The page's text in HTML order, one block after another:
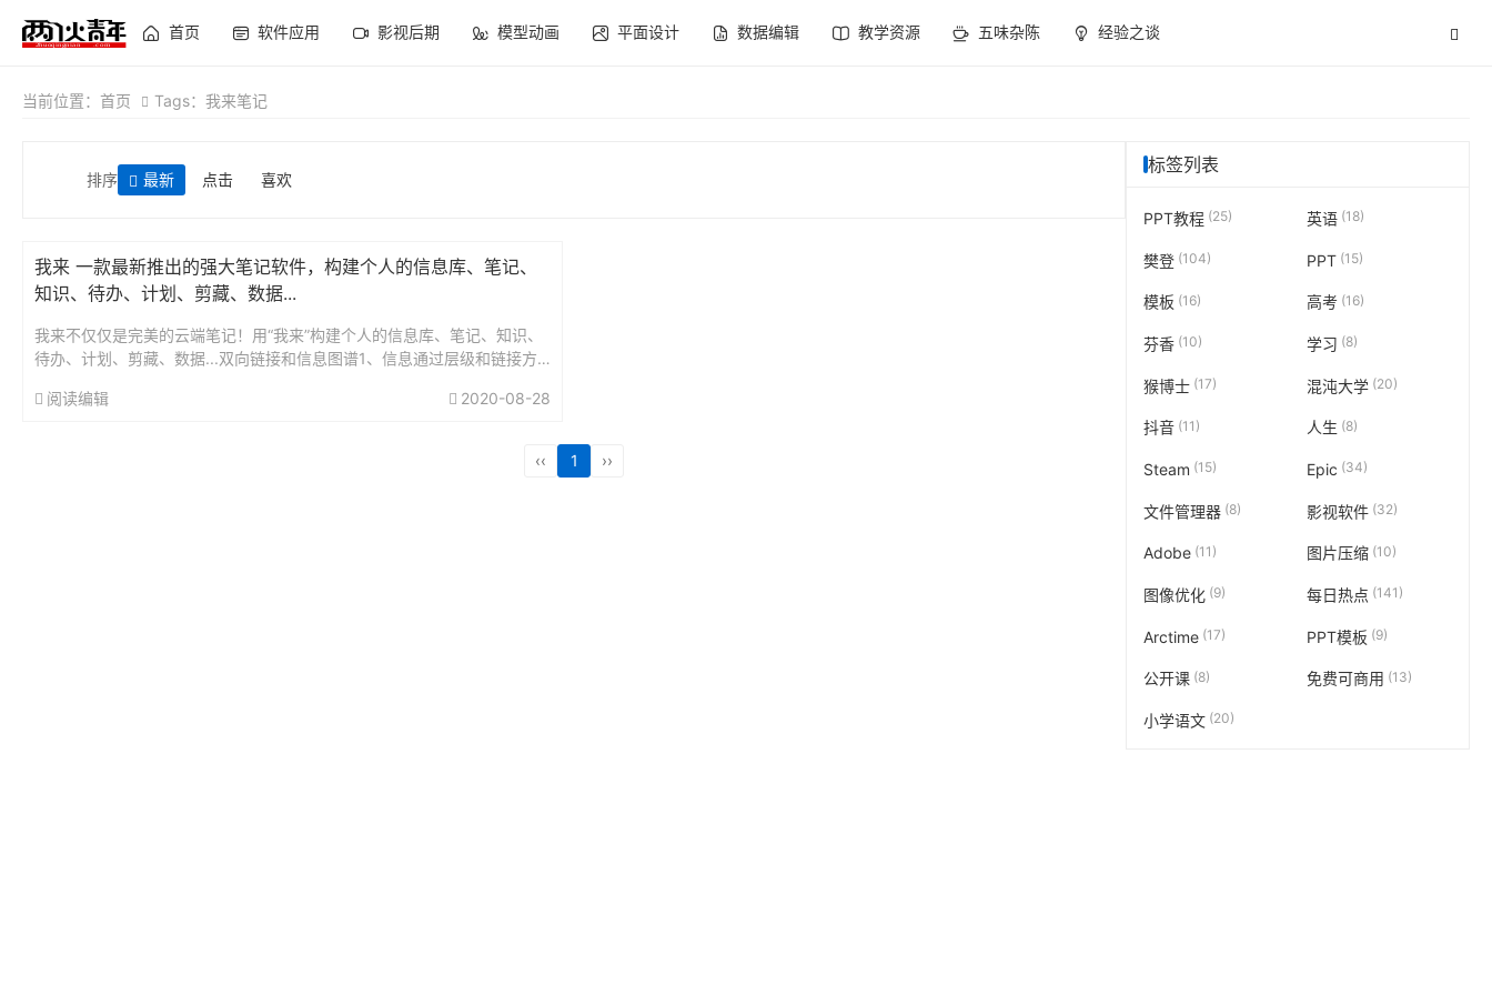
首页 软件应用 影视后期 模型动画 平面设计 数据编辑 教学资源 五味杂陈 经验之谈
当前位置： 首页 Tags：我来笔记
排序 最新 点击 喜欢
我来 一款最新推出的强大笔记软件，构建个人的信息库、笔记、
知识、待办、计划、剪藏、数据...
我来不仅仅是完美的云端笔记！用“我来”构建个人的信息库、笔记、知识、
待办、计划、剪藏、数据...双向链接和信息图谱1、信息通过层级和链接方
阅读编辑
2020-08-28
‹‹ 1 ››
标签列表
PPT教程 (25) 英语(18)
樊登 (104) PPT(15)
模板 (16) 高考(16)
芬香 (10) 学习 (8)
猴博士 (17) 混沌大学 (20)
抖音 (11) 人生 (8)
Steam (15) Epic (34)
文件管理器 (8) 影视软件(32)
Adobe (11) 图片压缩(10)
图像优化 (9) 每日热点 (141)
Arctime (17) PPT模板 (9)
公开课 (8) 免费可商用 (13)
小学语文 (20)